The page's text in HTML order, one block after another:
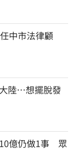
中市法律顧
陸…想擺脫發
億仍做1事　眾